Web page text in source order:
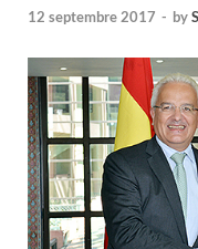
12 septembre 2017 - by